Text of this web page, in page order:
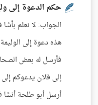
حكم الدعوة إلى
الجواب: لا نعلم
هذه دعوة إلى
فأرسل له بعض
إلى فلان يدعوكم
أرسل أبو طلحة